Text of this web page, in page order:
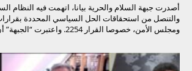
أصدرت جبهة السلام والحرية بيانا، اتهمت فيه النظام
والتنصل من استحقاقات الحل السياسي المحددة
ومجلس الأمن، خصوصا القرار 2254. واعتبرت “الجبهة” أن إجراء النظام...